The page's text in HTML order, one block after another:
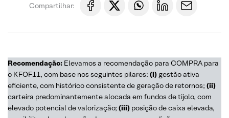
Compartilhar:
Recomendação: Elevamos a recomendação para COMPRA para
o KFOF11, com base nos seguintes pilares: (i) gestão ativa
eficiente, com histórico consistente de geração de retornos; (ii)
carteira predominantemente alocada em fundos de tijolo, com
elevado potencial de valorização; (iii) posição de caixa elevada,